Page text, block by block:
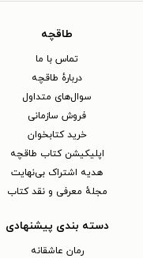
طاقچه
تماس با ما
دربارهٔ طاقچه
سوال‌های متداول
فروش سازمانی
خرید کتابخوان
اپلیکیشن کتاب طاقچه
هدیه اشتراک بی‌نهایت
مجلهٔ معرفی و نقد کتاب
دسته بندی پیشنهادی
رمان عاشقانه